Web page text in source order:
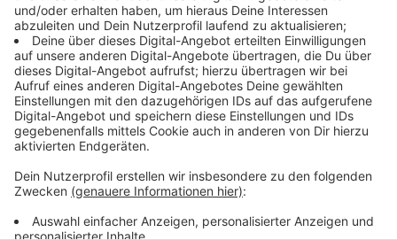
Anzeige
Anzeige
Anzeige